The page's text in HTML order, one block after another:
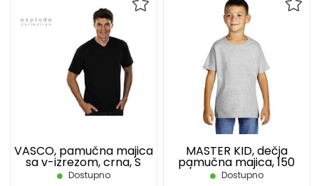
VASCO, pamučna majica
sa v-izrezom, crna, S
Dostupno
MASTER KID, dečja
pamučna majica, 150
g/m2, pepeljasta, 02
Dostupno